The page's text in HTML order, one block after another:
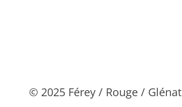
© 2025 Férey / Rouge / Glénat